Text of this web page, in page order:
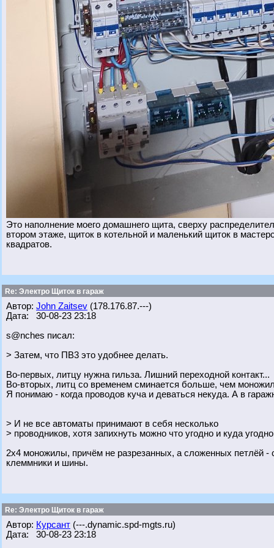
Это наполнение моего домашнего щита, сверху
втором этаже, щиток в котельной и маленький щиток в
квадратов.
Re: Электро Щиток в гараж
Автор: John Zaitsev (178.176.87.---)
Дата: 30-08-23 23:18
s@nches писал:
> Затем, что ПВ3 это удобнее делать.
Во-первых, литцу нужна гильза. Лишний переходной контакт...
Во-вторых, литц со временем сминается больше, чем
Я понимаю - когда проводов куча и деваться некуда. А в
> И не все автоматы принимают в себя несколько
> проводников, хотя запихнуть можно что угодно и куда
2х4 моножилы, причём не разрезанных, а сложенных петлёй -
клеммники и шины.
Re: Электро Щиток в гараж
Автор: Курсант (---.dynamic.spd-mgts.ru)
Дата: 30-08-23 23:18